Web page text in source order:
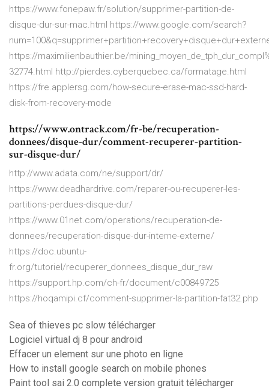
https://www.fonepaw.fr/solution/supprimer-partition-de-
disque-dur-sur-mac.html https://www.google.com/search?
https://maximilienbauthier.be/
32774.html http://pierdes.cyberquebec.ca/formatage.html
https://fre.applersg.com/how-secure-erase-mac-ssd-hard-
disk-from-recovery-mode
https://www.ontrack.com/fr-be/recuperation-
donnees/disque-dur/comment-recuperer-partition-
sur-disque-dur/
http://www.adata.com/ne/support/dr/
https://www.deadhardrive.com/reparer-ou-recuperer-les-
partitions-perdues-disque-dur/
https://www.01net.com/operations/recuperation-de-
donnees/recuperation-disque-dur-interne-externe/
https://doc.ubuntu-
fr.org/tutoriel/recuperer_donnees_disque_dur_raw
https://support.hp.com/ch-fr/document/c00849725
https://hoqamipi.cf/comment-supprimer-la-partition-fat32.php
Sea of thieves pc slow télécharger
Logiciel virtual dj 8 pour android
Effacer un element sur une photo en ligne
How to install google search on mobile phones
Paint tool sai 2.0 complete version gratuit télécharger